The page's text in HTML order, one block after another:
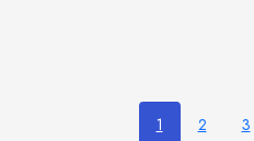
1 2 3